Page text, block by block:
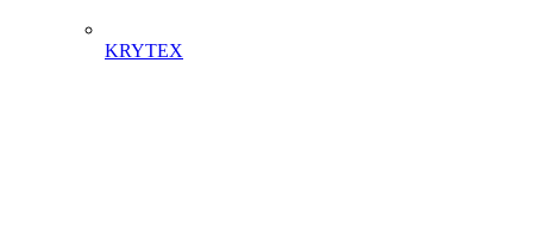
KRYTEX